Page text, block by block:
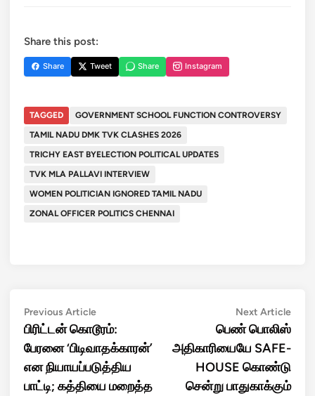
Share this post:
Share Tweet Share Instagram
TAGGED
GOVERNMENT SCHOOL FUNCTION CONTROVERSY
TAMIL NADU DMK TVK CLASHES 2026
TRICHY EAST BYELECTION POLITICAL UPDATES
TVK MLA PALLAVI INTERVIEW
WOMEN POLITICIAN IGNORED TAMIL NADU
ZONAL OFFICER POLITICS CHENNAI
Post
navigation
Previous ArticlePrevious
article:
பிரிட்டன் கொடூரம்:
பேரனை ‘பிடிவாதக்காரன்’
என நியாயப்படுத்திய
பாட்டி; கத்தியை மறைத்த
Next ArticleNext
பெண் பொலிஸ்
அதிகாரியையே SAFE-
HOUSE கொண்டு
சென்று பாதுகாக்கும்